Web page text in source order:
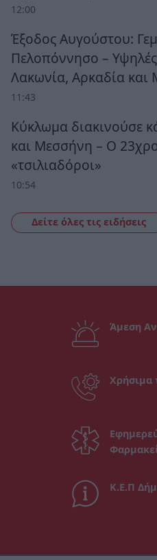
12:00
Έξοδος Αυγούστου:
Πελοπόννησο –
Λακωνία, Αρκαδία και
11:43
Κύκλωμα διακινούσε
και Μεσσήνη – Ο
«τσιλιαδόροι»
10:54
Δείτε όλες τις ειδήσεις
Άμεση
Χρήσιμα
Κ.Ε.Π